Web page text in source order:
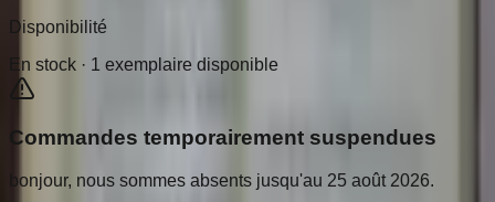
Disponibilité
En stock · 1 exemplaire disponible
Commandes temporairement suspendues
bonjour, nous sommes absents jusqu'au 25 août 2026.